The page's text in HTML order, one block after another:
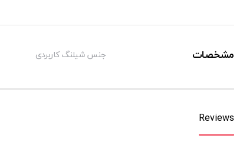
مشخصات جنس شیلنگ کاربردی
Reviews